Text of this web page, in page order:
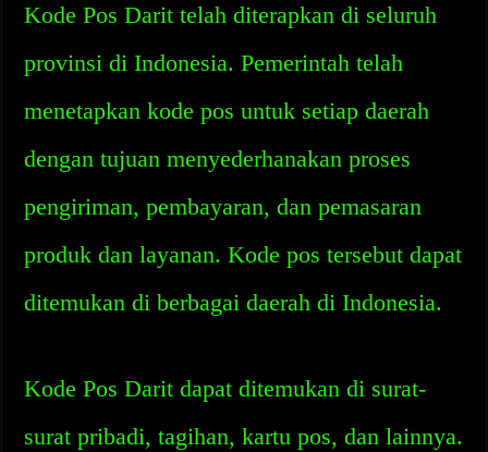
Kode Pos Darit telah diterapkan di seluruh
provinsi di Indonesia. Pemerintah telah
menetapkan kode pos untuk setiap daerah
dengan tujuan menyederhanakan proses
pengiriman, pembayaran, dan pemasaran
produk dan layanan. Kode pos tersebut dapat
ditemukan di berbagai daerah di Indonesia.
Kode Pos Darit dapat ditemukan di surat-
surat pribadi, tagihan, kartu pos, dan lainnya.